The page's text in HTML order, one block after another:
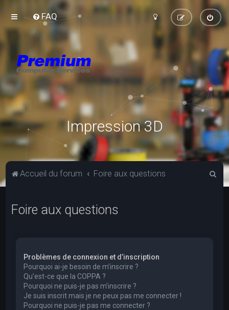
FAQ
Impression 3D
Accueil du forum Foire aux questions
Foire aux questions
Problèmes de connexion et d’inscription
Pourquoi ai-je besoin de m’inscrire ?
Qu’est-ce que la COPPA ?
Pourquoi ne puis-je pas m’inscrire ?
Je suis inscrit mais je ne peux pas me connecter !
Pourquoi ne puis-je pas me connecter ?